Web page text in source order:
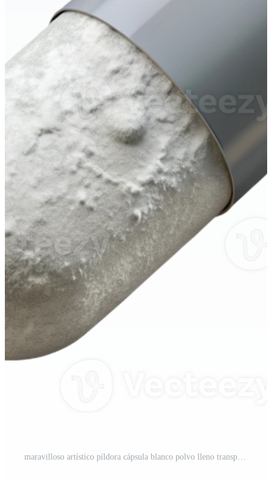
maravilloso artístico píldora cápsula blanco polvo lleno transparente antecedentes PNG Pro